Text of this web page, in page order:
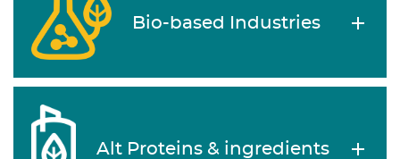
Bio-based Industries
Alt Proteins & ingredients